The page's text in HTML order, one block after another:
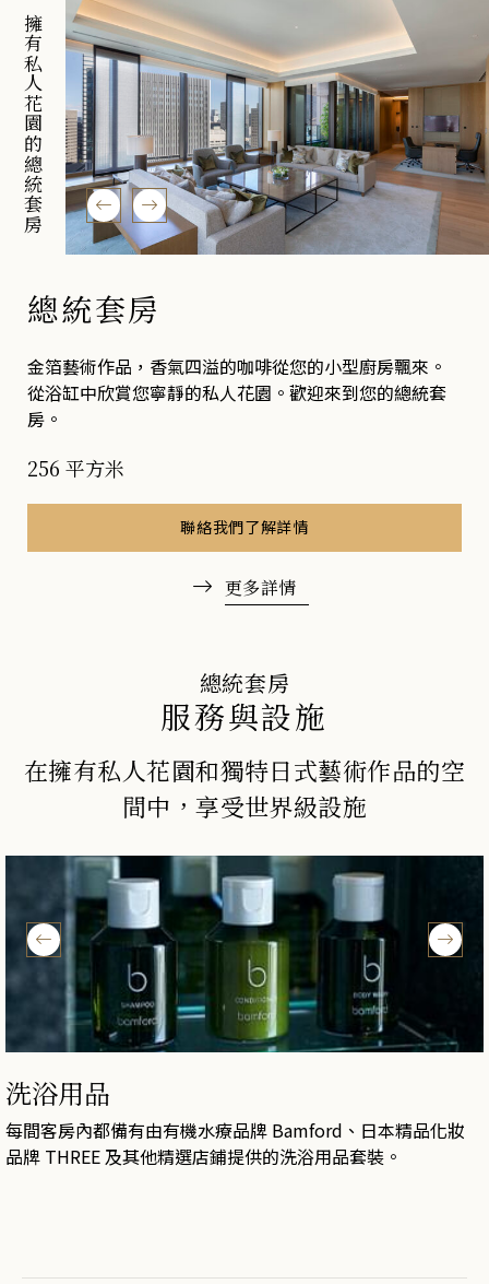
總統套房
金箔藝術作品，香氣四溢的咖啡從您的小型廚房飄來。
從浴缸中欣賞您寧靜的私人花園。歡迎來到您的總統套
房。
256 平方米
擁有私人花園的總統套房
聯絡我們了解詳情
更多詳情
總統套房
服務與設施
在擁有私人花園和獨特日式藝術作品的空
間中，享受世界級設施
洗浴用品
每間客房內都備有由有機水療品牌 Bamford、日本精品化妝
品牌 THREE 及其他精選店鋪提供的洗浴用品套裝。